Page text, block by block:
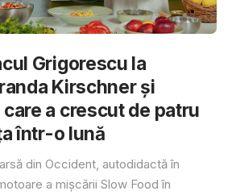
Grigorescu la
Kirschner și
a crescut de patru
într-o lună
din Occident, autodidactă în
a mișcării Slow Food în